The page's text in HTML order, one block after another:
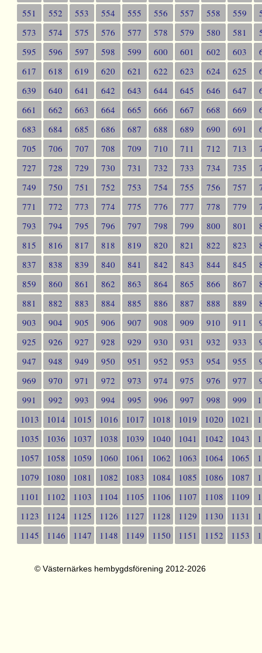
551
552 553 554 555 556 557 558 559
573
574 575 576 577 578 579 580 581
595
596 597 598 599 600 601 602 603
617
618 619 620 621 622 623 624 625
639
640 641 642 643 644 645 646 647
661
662 663 664 665 666 667 668 669
683
684 685 686 687 688 689 690 691
705
706 707 708 709 710 711 712 713
727
728 729 730 731 732 733 734 735
749
750 751 752 753 754 755 756 757
771
772 773 774 775 776 777 778 779
793
794 795 796 797 798 799 800 801
815
816 817 818 819 820 821 822 823
837
838 839 840 841 842 843 844 845
859
860 861 862 863 864 865 866 867
881
882 883 884 885 886 887 888 889
903
904 905 906 907 908 909 910 911
925
926 927 928 929 930 931 932 933
947
948 949 950 951 952 953 954 955
969
970 971 972 973 974 975 976 977
991
992 993 994 995 996 997 998 999
1013
1014 1015 1016 1017 1018 1019 1020 1021
1035
1036 1037 1038 1039 1040 1041 1042 1043
1057
1058 1059 1060 1061 1062 1063 1064 1065
1079
1080 1081 1082 1083 1084 1085 1086 1087
1101
1102 1103 1104 1105 1106 1107 1108 1109
1123
1124 1125 1126 1127 1128 1129 1130 1131
1145
1146 1147 1148 1149 1150 1151 1152 1153
© Västernärkes hembygdsförening 2012-2026